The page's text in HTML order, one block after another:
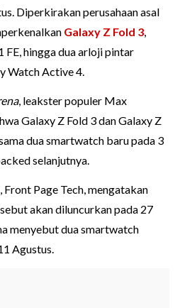
Diperkirakan perusahaan asal
Galaxy Z Fold 3,
FE, hingga dua arloji pintar
Watch Active 4.
, leakster populer Max
Galaxy Z Fold 3 dan Galaxy Z
dua smartwatch baru pada 3
selanjutnya.
Front Page Tech, mengatakan
akan diluncurkan pada 27
menyebut dua smartwatch
Agustus.